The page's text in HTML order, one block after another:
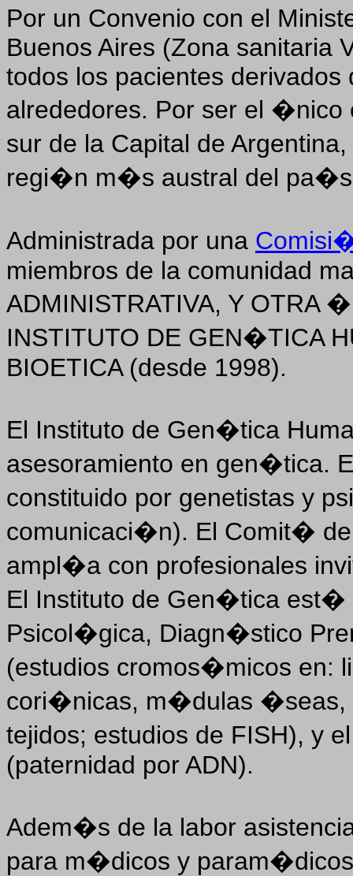
Por un Convenio con el
Buenos Aires (Zona sanitaria
todos los pacientes
alrededores. Por ser el
sur de la Capital de
regi�n m�s austral del
Administrada por una
miembros de la comunidad
ADMINISTRATIVA, Y OTRA
INSTITUTO DE GEN�TICA
BIOETICA (desde 1998).
El Instituto de Gen�tica
asesoramiento en gen�tica.
constituido por genetistas y
comunicaci�n). El Comit�
ampl�a con profesionales
El Instituto de Gen�tica
Psicol�gica, Diagn�stico
(estudios cromos�micos en:
cori�nicas, m�dulas �seas,
tejidos; estudios de FISH), y
(paternidad por ADN).
Adem�s de la labor
para m�dicos y